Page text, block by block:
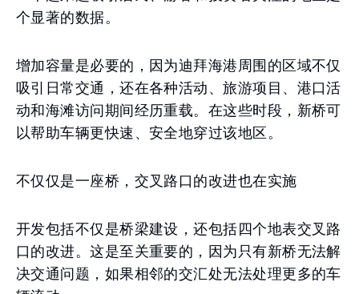
个显著的数据。
增加容量是必要的，因为迪拜海港周围的区域不仅
吸引日常交通，还在各种活动、旅游项目、港口活
动和海滩访问期间经历重载。在这些时段，新桥可
以帮助车辆更快速、安全地穿过该地区。
不仅仅是一座桥，交叉路口的改进也在实施
开发包括不仅是桥梁建设，还包括四个地表交叉路
口的改进。这是至关重要的，因为只有新桥无法解
决交通问题，如果相邻的交汇处无法处理更多的车